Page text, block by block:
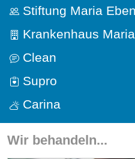
Stiftung Maria
Krankenhaus
Clean
Supro
Carina
Wir behandeln...